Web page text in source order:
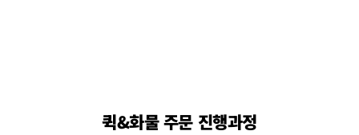
퀵&화물 주문 진행과정